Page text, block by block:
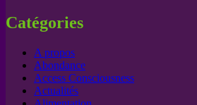
Catégories
A propos
Abondance
Access Consciousness
Actualités